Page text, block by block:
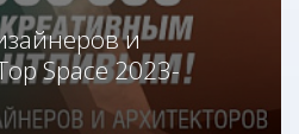
и
Space 2023-